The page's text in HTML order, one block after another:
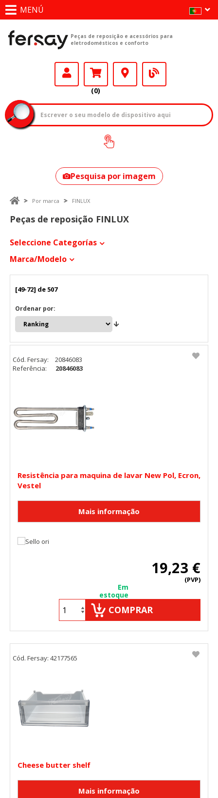
MENÚ
Peças de reposição e acessórios para
eletrodomésticos e conforto
(0)
Como encontrar
o seu modelo?
Pesquisa por imagem
Por marca FINLUX
Peças de reposição FINLUX
Seleccione Categorías
Marca/modelo
[49-72] de 507
Ordenar por:
Resistência para maquina de lavar New Pol, Ecron,
Vestel
19,23 €
(PVP)
Em
estoque
COMPRAR
Cód. Fersay:
20846083
Referência:
20846083
Cheese butter shelf
Cód. Fersay: 42177565